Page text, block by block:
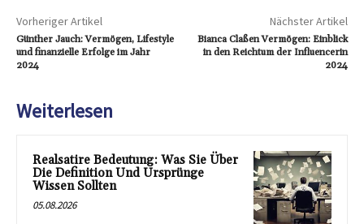
Vorheriger Artikel
Günther Jauch: Vermögen, Lifestyle
und finanzielle Erfolge im Jahr
2024
Nächster Artikel
Bianca Claßen Vermögen: Einblick
in den Reichtum der Influencerin
2024
Weiterlesen
Realsatire Bedeutung: Was Sie Über
Die Definition Und Ursprünge
Wissen Sollten
05.08.2026